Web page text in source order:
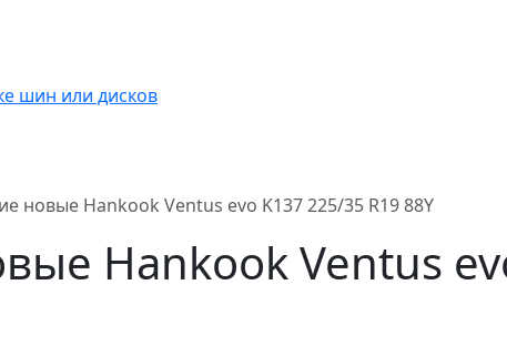
новые Hankook Ventus evo K137 225/35 R19 88Y
Hankook Ventus